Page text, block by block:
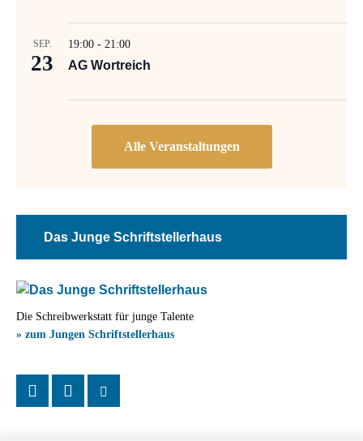
SEP.
23
19:00 - 21:00
AG Wortreich
Das Junge Schriftstellerhaus
Die Schreibwerkstatt für junge Talente
» zum Jungen Schriftstellerhaus